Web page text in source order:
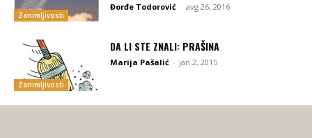
Zanimljivosti
Đorđe Todorović - avg 26, 2016
Zanimljivosti
DA LI STE ZNALI: PRAŠINA
Marija Pašalić - jan 2, 2015